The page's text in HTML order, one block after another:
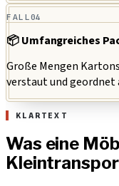
FALL04
📦 Umfangreiches
Große Mengen
verstaut und geordnet
KLARTEXT
Was eine